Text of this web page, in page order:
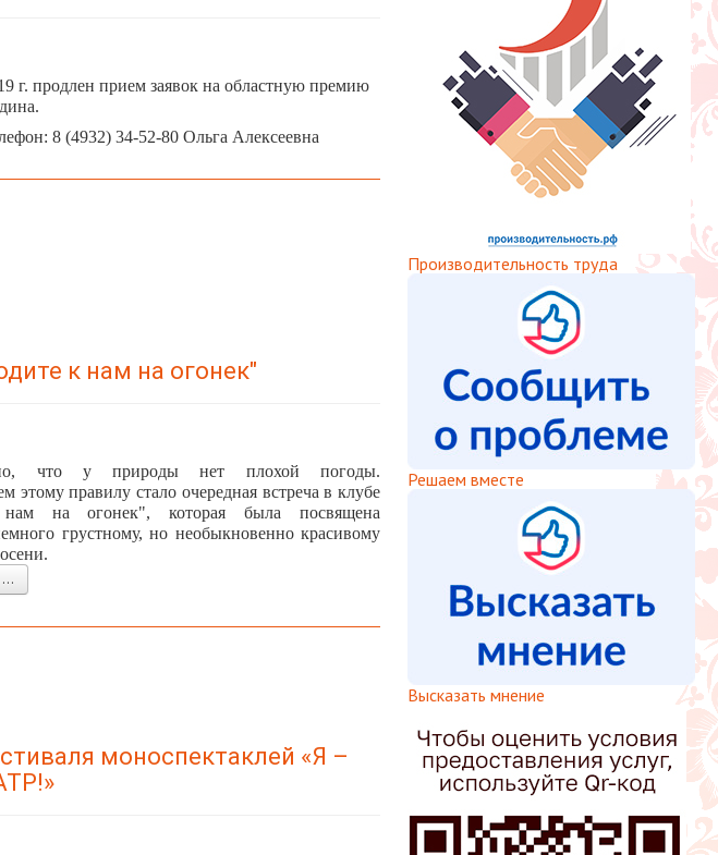
г. продлен прием заявок на областную премию
8 (4932) 34-52-80 Ольга Алексеевна
к нам на огонек"
что у природы нет плохой погоды.
этому правилу стало очередная встреча в клубе
на огонек", которая была посвящена
грустному, но необыкновенно красивому
моноспектаклей «Я –
Производительность труда
Решаем вместе
Высказать мнение